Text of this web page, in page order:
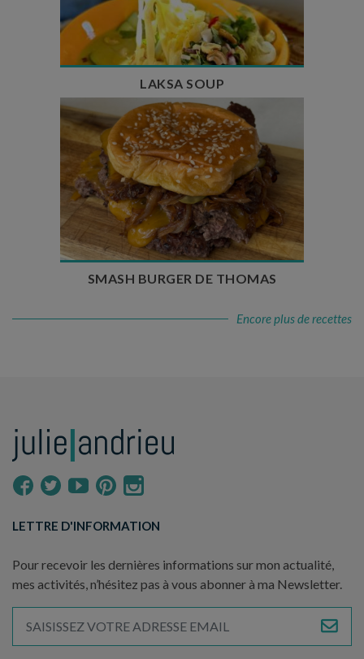
Temps de cuisson : 25 min
Nombre de couverts : 4
LAKSA SOUP
Temps de préparation : 20 min
Temps de cuisson : 5 à 10 min
Nombre de couverts : 4
SMASH BURGER DE THOMAS
Encore plus de recettes
LETTRE D'INFORMATION
Pour recevoir les dernières informations sur mon actualité,
mes activités, n’hésitez pas à vous abonner à ma Newsletter.